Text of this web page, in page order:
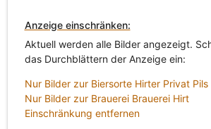
Anzeige einschränken:
Aktuell werden alle Bilder angezeigt.
das Durchblättern der Anzeige ein:
Nur Bilder zur Biersorte Hirter Privat Pils
Nur Bilder zur Brauerei Brauerei Hirt
Einschränkung entfernen